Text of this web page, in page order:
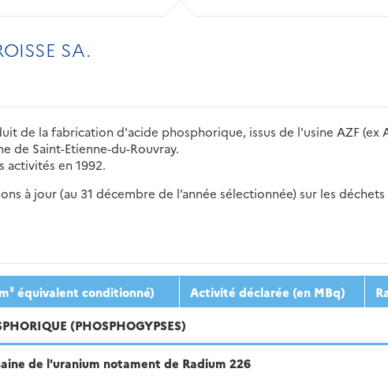
SA.
de la fabrication d'acide phosphorique, issus de l'usine AZF (ex
de Saint-Etienne-du-Rouvray.
activités en 1992.
à jour (au 31 décembre de l’année sélectionnée) sur les
2017 2018 2019 2020
équivalent conditionné) Activité déclarée (en MBq)
(PHOSPHOGYPSES)
de l'uranium notament de Radium 226